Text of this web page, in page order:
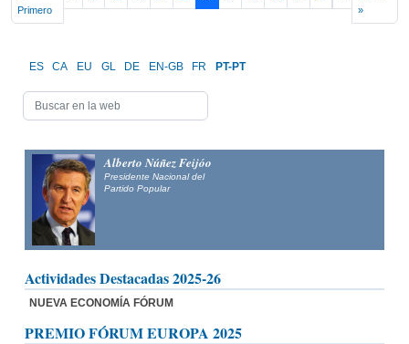
PrimeroFirst page
»Last page
ES CA EU GL DE EN-GB FR PT-PT
Alberto Núñez Feijóo
Presidente Nacional del
Partido Popular
Actividades Destacadas 2025-26
NUEVA ECONOMÍA FÓRUM
PREMIO FÓRUM EUROPA 2025